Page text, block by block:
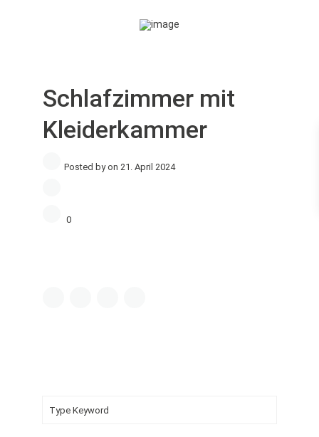
Schlafzimmer mit
Kleiderkammer
Posted by on 21. April 2024
0